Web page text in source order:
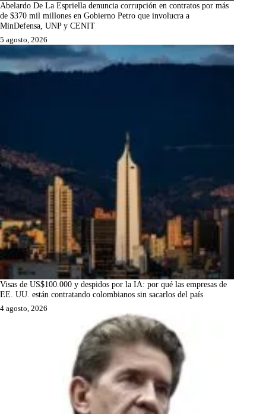
Abelardo De La Espriella denuncia corrupción en contratos por más
de $370 mil millones en Gobierno Petro que involucra a
MinDefensa, UNP y CENIT
5 agosto, 2026
Visas de US$100.000 y despidos por la IA: por qué las empresas de
EE. UU. están contratando colombianos sin sacarlos del país
4 agosto, 2026